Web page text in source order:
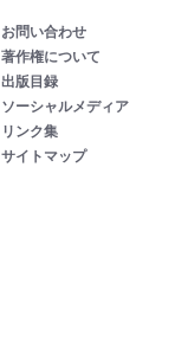
お問い合わせ
著作権について
出版目録
ソーシャルメディア
リンク集
サイトマップ